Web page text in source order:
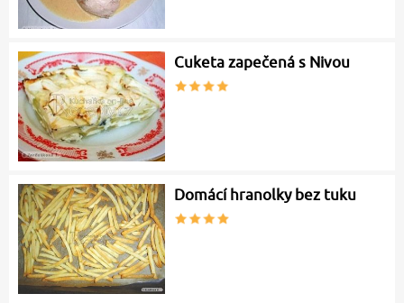
Cuketa zapečená s Nivou
Domácí hranolky bez tuku